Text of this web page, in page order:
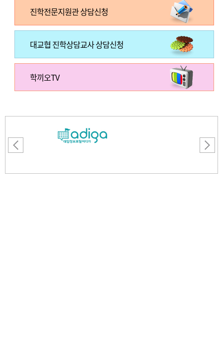
진학전문지원관 상담신청
대교협 진학상담교사 상담신청
학끼오TV